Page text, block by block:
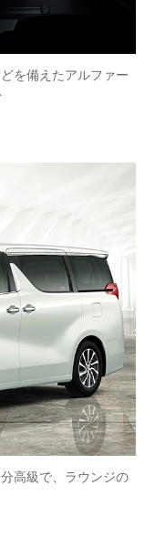
を備えたアルファー
高級で、ラウンジの